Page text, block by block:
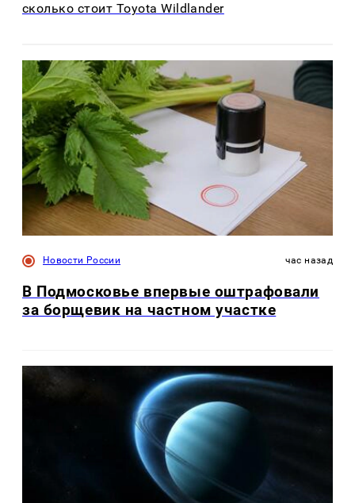
сколько стоит Toyota Wildlander
Новости России час назад
В Подмосковье впервые оштрафовали
за борщевик на частном участке